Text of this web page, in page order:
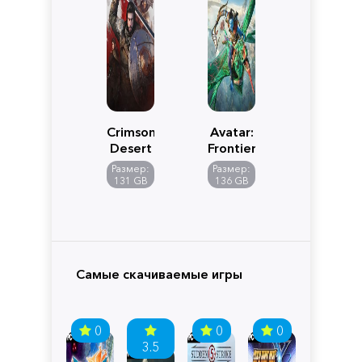
Crimson
Desert
Размер:
131 GB
Avatar:
Frontiers
of
Pandora
Размер:
136 GB
Самые скачиваемые игры
0
3.5
0 0